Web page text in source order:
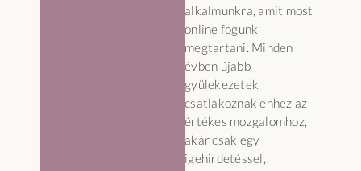
alkalmunkra, amit most
online fogunk
megtartani. Minden
évben újabb
gyülekezetek
csatlakoznak ehhez az
értékes mozgalomhoz,
akár csak egy
igehirdetéssel,